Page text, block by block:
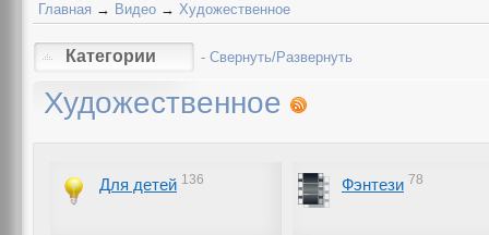
Главная → Видео → Художественное
Категории - Свернуть/Развернуть
Художественное
Для детей 136 Фэнтези 78